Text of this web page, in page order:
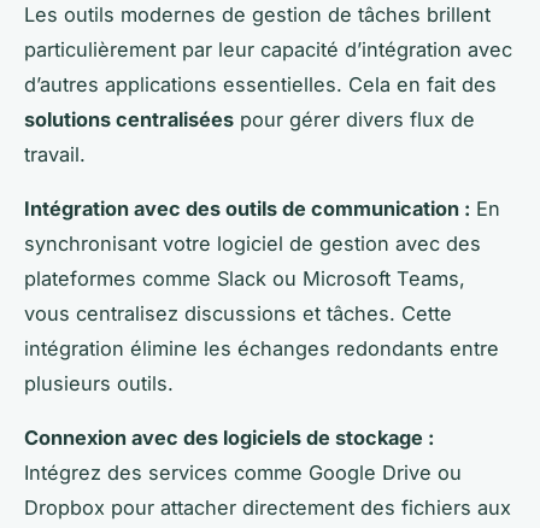
Les outils modernes de gestion de tâches brillent
particulièrement par leur capacité d’intégration avec
d’autres applications essentielles. Cela en fait des
solutions centralisées pour gérer divers flux de
travail.
Intégration avec des outils de communication : En
synchronisant votre logiciel de gestion avec des
plateformes comme Slack ou Microsoft Teams,
vous centralisez discussions et tâches. Cette
intégration élimine les échanges redondants entre
plusieurs outils.
Connexion avec des logiciels de stockage :
Intégrez des services comme Google Drive ou
Dropbox pour attacher directement des fichiers aux